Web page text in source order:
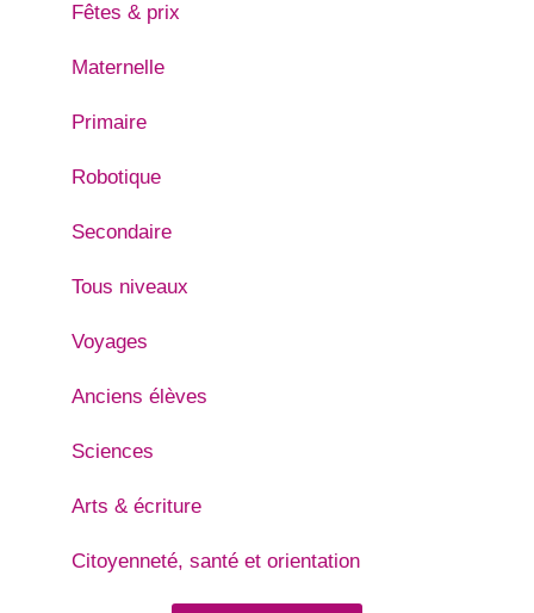
Fêtes & prix
Maternelle
Primaire
Robotique
Secondaire
Tous niveaux
Voyages
Anciens élèves
Sciences
Arts & écriture
Citoyenneté, santé et orientation